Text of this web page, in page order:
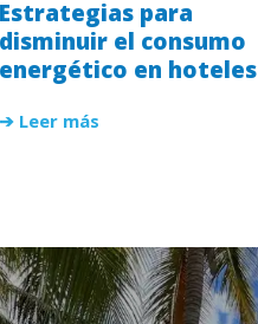
Estrategias para
disminuir el consumo
energético en hoteles
➔ Leer más